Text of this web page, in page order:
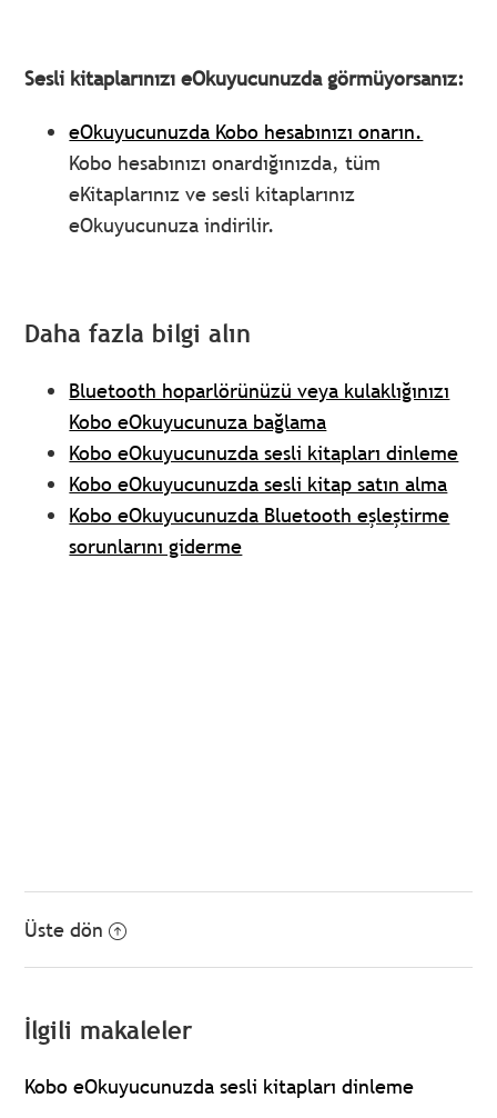
Sesli kitaplarınızı eOkuyucunuzda görmüyorsanız:
eOkuyucunuzda Kobo hesabınızı onarın.
Kobo hesabınızı onardığınızda, tüm
eKitaplarınız ve sesli kitaplarınız
eOkuyucunuza indirilir.
Daha fazla bilgi alın
Bluetooth hoparlörünüzü veya kulaklığınızı
Kobo eOkuyucunuza bağlama
Kobo eOkuyucunuzda sesli kitapları dinleme
Kobo eOkuyucunuzda sesli kitap satın alma
Kobo eOkuyucunuzda Bluetooth eşleştirme
sorunlarını giderme
Üste dön
İlgili makaleler
Kobo eOkuyucunuzda sesli kitapları dinleme